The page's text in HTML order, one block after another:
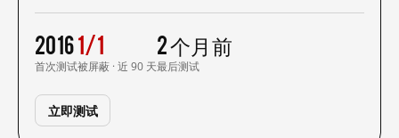
2016
首次测试
1/1
被屏蔽 · 近 90 天
2 个月前
最后测试
立即测试